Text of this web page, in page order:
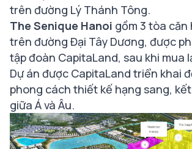
trên đường Lý Thánh Tông.
The Senique Hanoi gồm 3 tòa căn
trên đường Đại Tây Dương, được
tập đoàn CapitaLand, sau khi mua
Dự án được CapitaLand triển khai
phong cách thiết kế hạng sang,
giữa Á và Âu.